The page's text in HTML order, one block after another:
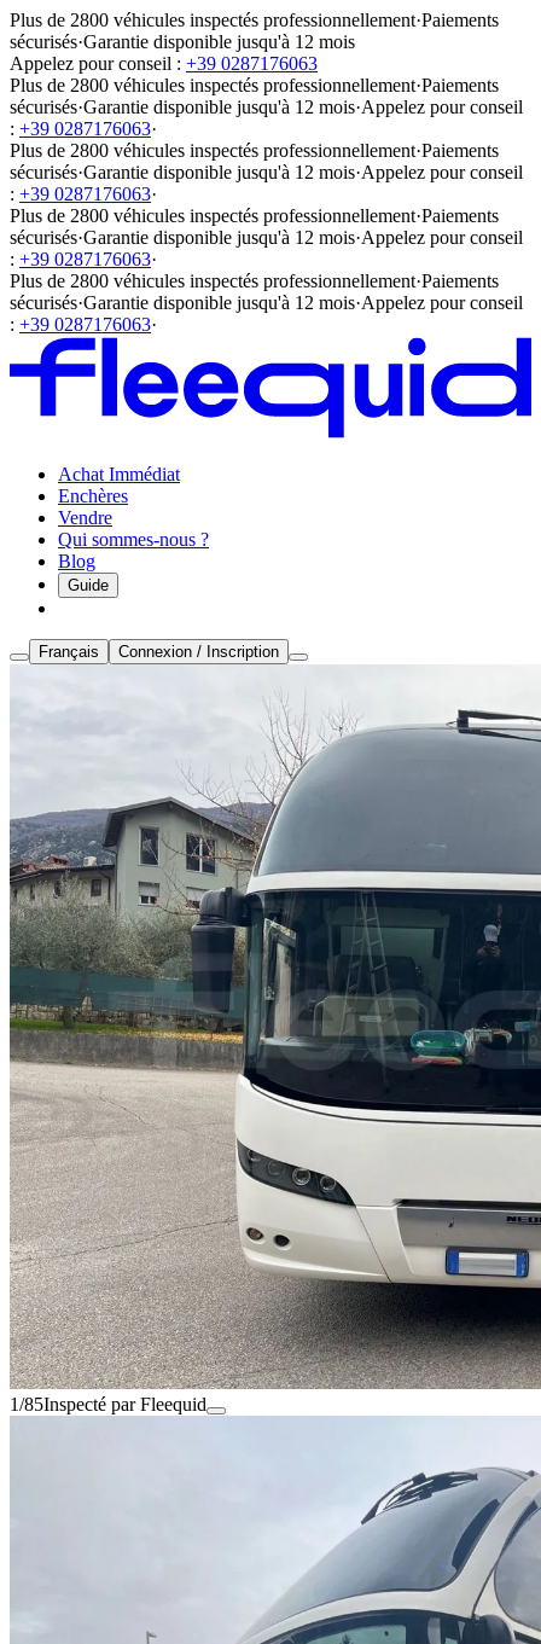
Plus de 2800 véhicules inspectés professionnellement·Paiements
sécurisés·Garantie disponible jusqu'à 12 mois
Appelez pour conseil : +39 0287176063
Plus de 2800 véhicules inspectés professionnellement·Paiements
sécurisés·Garantie disponible jusqu'à 12 mois·Appelez pour conseil
: +39 0287176063·
Plus de 2800 véhicules inspectés professionnellement·Paiements
sécurisés·Garantie disponible jusqu'à 12 mois·Appelez pour conseil
: +39 0287176063·
Plus de 2800 véhicules inspectés professionnellement·Paiements
sécurisés·Garantie disponible jusqu'à 12 mois·Appelez pour conseil
: +39 0287176063·
Plus de 2800 véhicules inspectés professionnellement·Paiements
sécurisés·Garantie disponible jusqu'à 12 mois·Appelez pour conseil
: +39 0287176063·
Achat Immédiat
Enchères
Vendre
Qui sommes-nous ?
Blog
Guide
Français Connexion / Inscription
1/85Inspecté par Fleequid